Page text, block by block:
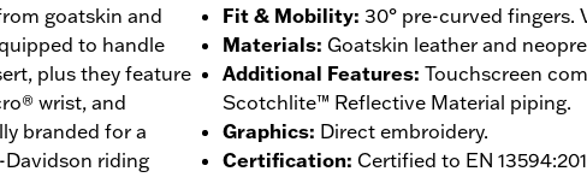
goatskin and
to handle
plus they feature
wrist, and
branded for a
riding
Fit & Mobility: 30° pre-curved fingers.
Materials: Goatskin leather and
Additional Features: Touchscreen
Scotchlite™ Reflective Material piping.
Graphics: Direct embroidery.
Certification: Certified to EN